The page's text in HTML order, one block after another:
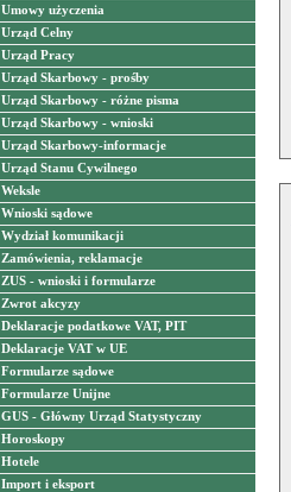
Umowy użyczenia
Urząd Celny
Urząd Pracy
Urząd Skarbowy - prośby
Urząd Skarbowy - różne pisma
Urząd Skarbowy - wnioski
Urząd Skarbowy-informacje
Urząd Stanu Cywilnego
Weksle
Wnioski sądowe
Wydział komunikacji
Zamówienia, reklamacje
ZUS - wnioski i formularze
Zwrot akcyzy
Deklaracje podatkowe VAT, PIT
Deklaracje VAT w UE
Formularze sądowe
Formularze Unijne
GUS - Główny Urząd Statystyczny
Horoskopy
Hotele
Import i eksport